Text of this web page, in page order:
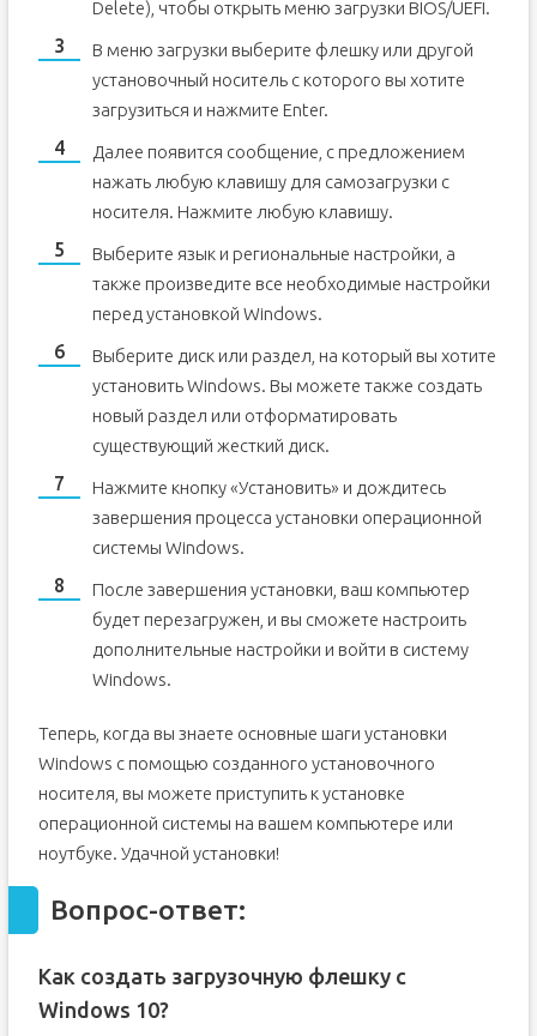
Delete), чтобы открыть меню загрузки BIOS/UEFI.
В меню загрузки выберите флешку или другой
установочный носитель с которого вы хотите
загрузиться и нажмите Enter.
Далее появится сообщение, с предложением
нажать любую клавишу для самозагрузки с
носителя. Нажмите любую клавишу.
Выберите язык и региональные настройки, а
также произведите все необходимые настройки
перед установкой Windows.
Выберите диск или раздел, на который вы хотите
установить Windows. Вы можете также создать
новый раздел или отформатировать
существующий жесткий диск.
Нажмите кнопку «Установить» и дождитесь
завершения процесса установки операционной
системы Windows.
После завершения установки, ваш компьютер
будет перезагружен, и вы сможете настроить
дополнительные настройки и войти в систему
Windows.
Теперь, когда вы знаете основные шаги установки
Windows с помощью созданного установочного
носителя, вы можете приступить к установке
операционной системы на вашем компьютере или
ноутбуке. Удачной установки!
Вопрос-ответ:
Как создать загрузочную флешку с
Windows 10?